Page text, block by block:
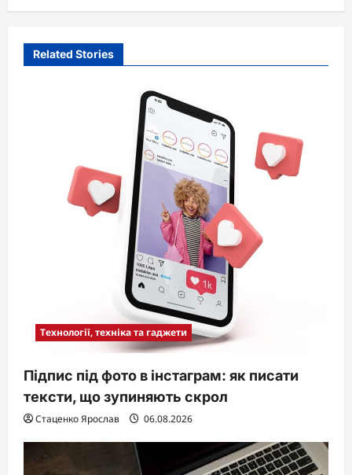
v
gRelated Stories
Технології, техніка та гаджети
Підпис під фото в інстаграм: як писати
тексти, що зупиняють скрол
Стаценко Ярослав 06.08.2026